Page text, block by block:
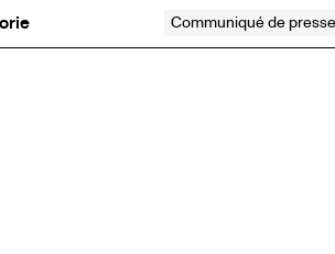
Communiqué de presse